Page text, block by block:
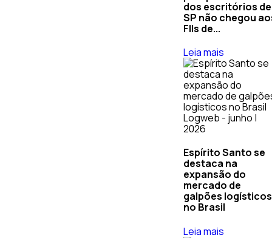
dos escritórios de
SP não chegou
FIIs de...
Leia mais
Logweb - junho |
2026
Espírito Santo se
destaca na
expansão do
mercado de
galpões logísticos
no Brasil
Leia mais